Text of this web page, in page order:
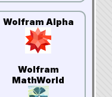
Wolfram Alpha
Wolfram
MathWorld